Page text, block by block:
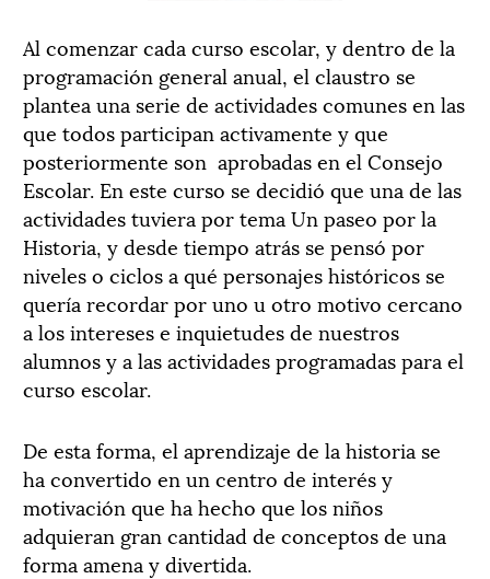
Al comenzar cada curso escolar, y dentro de la
programación general anual, el claustro se
plantea una serie de actividades comunes en las
que todos participan activamente y que
posteriormente son aprobadas en el Consejo
Escolar. En este curso se decidió que una de las
actividades tuviera por tema Un paseo por la
Historia, y desde tiempo atrás se pensó por
niveles o ciclos a qué personajes históricos se
quería recordar por uno u otro motivo cercano
a los intereses e inquietudes de nuestros
alumnos y a las actividades programadas para el
curso escolar.
De esta forma, el aprendizaje de la historia se
ha convertido en un centro de interés y
motivación que ha hecho que los niños
adquieran gran cantidad de conceptos de una
forma amena y divertida.